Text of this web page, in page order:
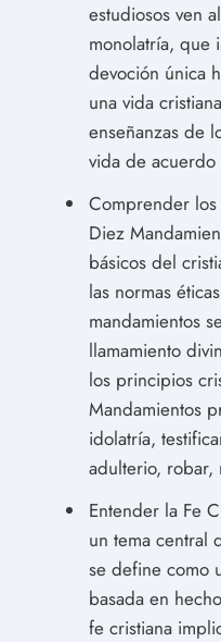
estudiosos ven
monolatría, que
devoción única
una vida
enseñanzas de
vida de
Comprender los
Diez
básicos del
las normas
mandamientos
llamamiento
los principios
Mandamientos
idolatría,
adulterio, robar,
Entender la Fe
un tema central
se define como
basada en
fe cristiana